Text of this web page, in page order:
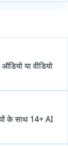
या वीडियो
के साथ 14+ AI